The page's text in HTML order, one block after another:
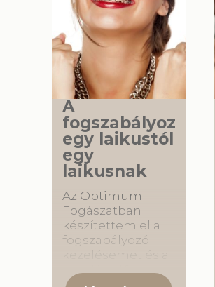
A
fogszabályozásról:
egy laikustól
egy
laikusnak
Az Optimum
Fogászatban
készítettem el a
fogszabályozó
kezelés előtt